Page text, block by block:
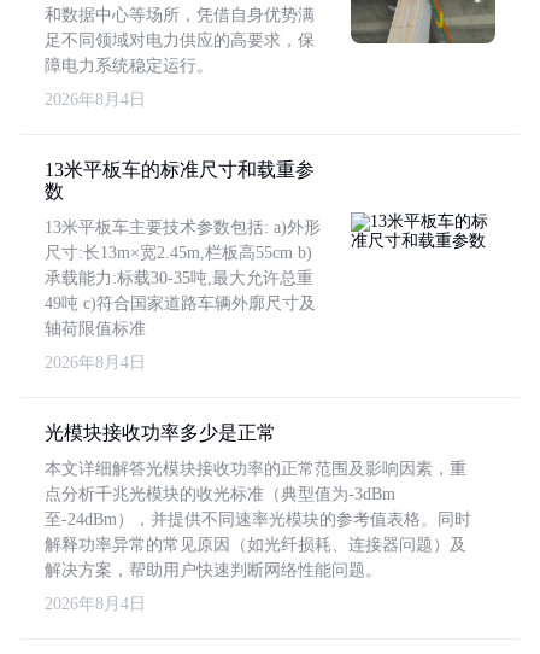
和数据中心等场所，凭借自身优势满
足不同领域对电力供应的高要求，保
障电力系统稳定运行。
2026年8月4日
13米平板车的标准尺寸和载重参
数
13米平板车主要技术参数包括: a)外形
尺寸:长13m×宽2.45m,栏板高55cm b)
承载能力:标载30-35吨,最大允许总重
49吨 c)符合国家道路车辆外廓尺寸及
轴荷限值标准
2026年8月4日
光模块接收功率多少是正常
本文详细解答光模块接收功率的正常范围及影响因素，重
点分析千兆光模块的收光标准（典型值为-3dBm
至-24dBm），并提供不同速率光模块的参考值表格。同时
解释功率异常的常见原因（如光纤损耗、连接器问题）及
解决方案，帮助用户快速判断网络性能问题。
2026年8月4日